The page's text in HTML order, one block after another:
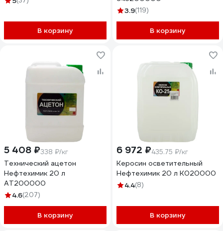
В корзину
3.9(119)
В корзину
5 408 ₽338 ₽/кг
Технический ацетон
Нефтехимик 20 л
АТ200000
4.6(207)
В корзину
6 972 ₽435.75 ₽/кг
Керосин осветительный
Нефтехимик 20 л К020000
4.4(8)
В корзину